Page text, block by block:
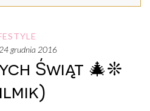
24 grudnia 2016
Świąt 🎄❊